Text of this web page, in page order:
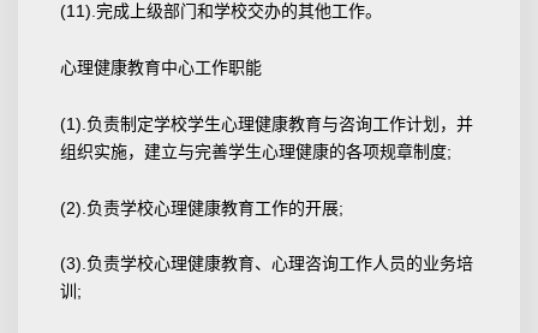
(11).完成上级部门和学校交办的其他工作。
心理健康教育中心工作职能
(1).负责制定学校学生心理健康教育与咨询工作计划，并
组织实施，建立与完善学生心理健康的各项规章制度;
(2).负责学校心理健康教育工作的开展;
(3).负责学校心理健康教育、心理咨询工作人员的业务培
训;